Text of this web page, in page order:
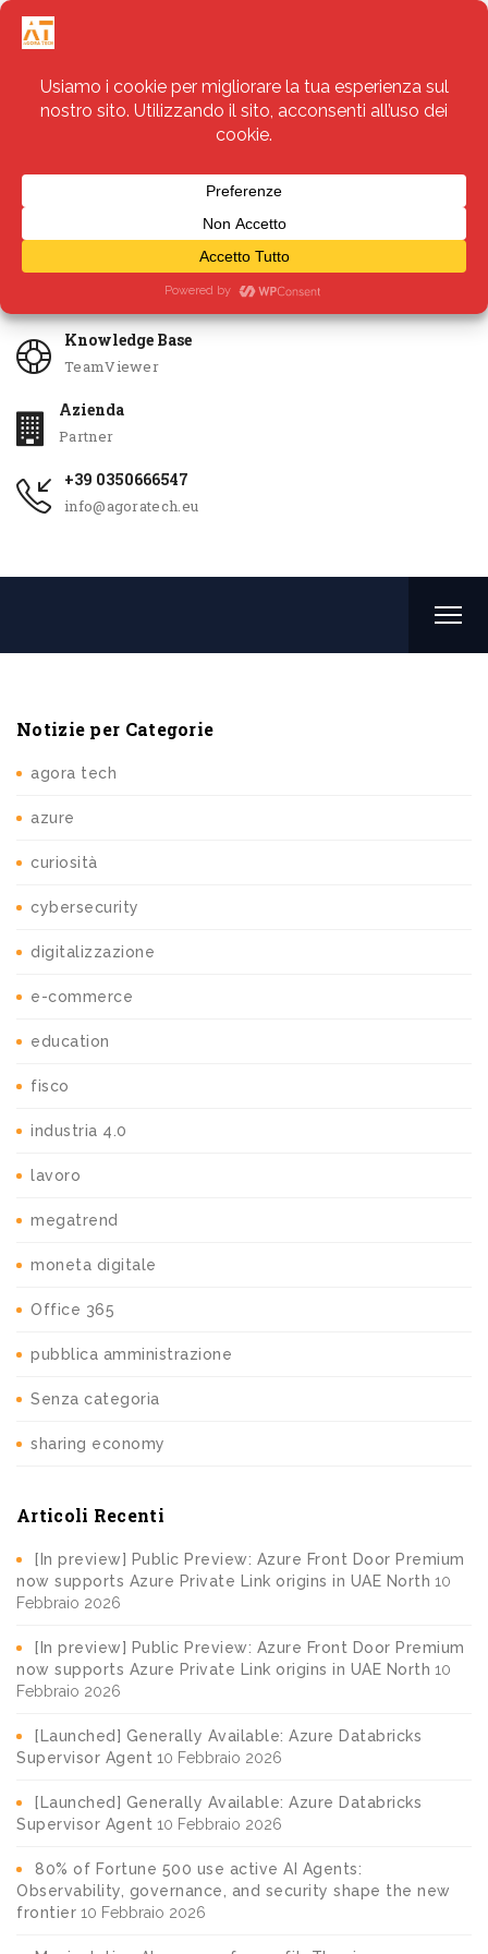
Servizi
Knowledge Base
TeamViewer
Azienda
Partner
+39 0350666547
info@agoratech.eu
Notizie per Categorie
agora tech
azure
curiosità
cybersecurity
digitalizzazione
e-commerce
education
fisco
industria 4.0
lavoro
megatrend
moneta digitale
Office 365
pubblica amministrazione
Senza categoria
sharing economy
Articoli Recenti
[In preview] Public Preview: Azure Front Door Premium
now supports Azure Private Link origins in UAE North 10
Febbraio 2026
[In preview] Public Preview: Azure Front Door Premium
now supports Azure Private Link origins in UAE North 10
Febbraio 2026
[Launched] Generally Available: Azure Databricks
Supervisor Agent 10 Febbraio 2026
[Launched] Generally Available: Azure Databricks
Supervisor Agent 10 Febbraio 2026
80% of Fortune 500 use active AI Agents:
Observability, governance, and security shape the new
frontier 10 Febbraio 2026